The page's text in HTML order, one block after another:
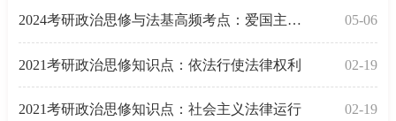
2024考研政治思修与法基高频考点：爱国主义的特点 05-06
2021考研政治思修知识点：依法行使法律权利 02-19
2021考研政治思修知识点：社会主义法律运行 02-19